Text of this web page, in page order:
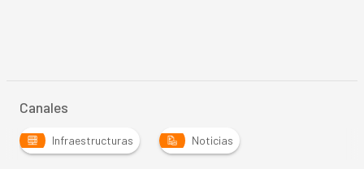
Canales
Infraestructuras Noticias